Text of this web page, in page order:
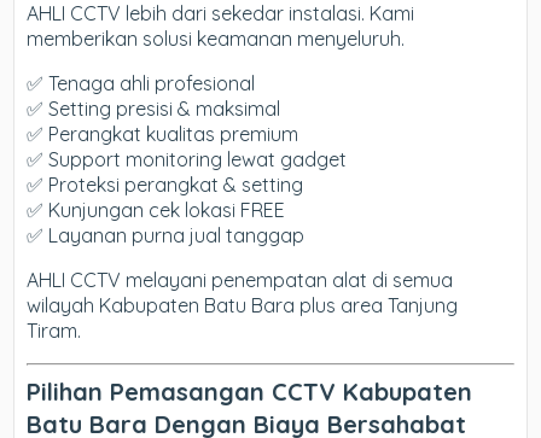
AHLI CCTV lebih dari sekedar instalasi. Kami
memberikan solusi keamanan menyeluruh.
✅ Tenaga ahli profesional
✅ Setting presisi & maksimal
✅ Perangkat kualitas premium
✅ Support monitoring lewat gadget
✅ Proteksi perangkat & setting
✅ Kunjungan cek lokasi FREE
✅ Layanan purna jual tanggap
AHLI CCTV melayani penempatan alat di semua
wilayah Kabupaten Batu Bara plus area Tanjung
Tiram.
Pilihan Pemasangan CCTV Kabupaten
Batu Bara Dengan Biaya Bersahabat